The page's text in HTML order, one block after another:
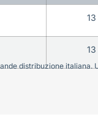
13
13
distribuzione italiana.